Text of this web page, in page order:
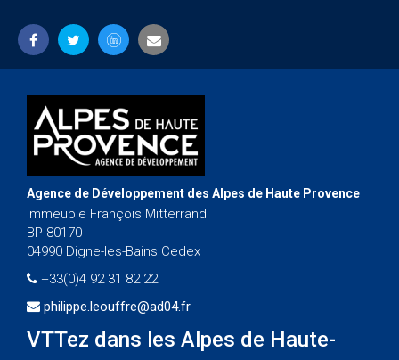
Agence de Développement des Alpes de Haute Provence
Immeuble François Mitterrand
BP 80170
04990 Digne-les-Bains Cedex
+33(0)4 92 31 82 22
philippe.leouffre@ad04.fr
VTTez dans les Alpes de Haute-